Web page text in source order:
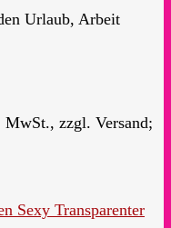
Urlaub, Arbeit
zzgl. Versand;